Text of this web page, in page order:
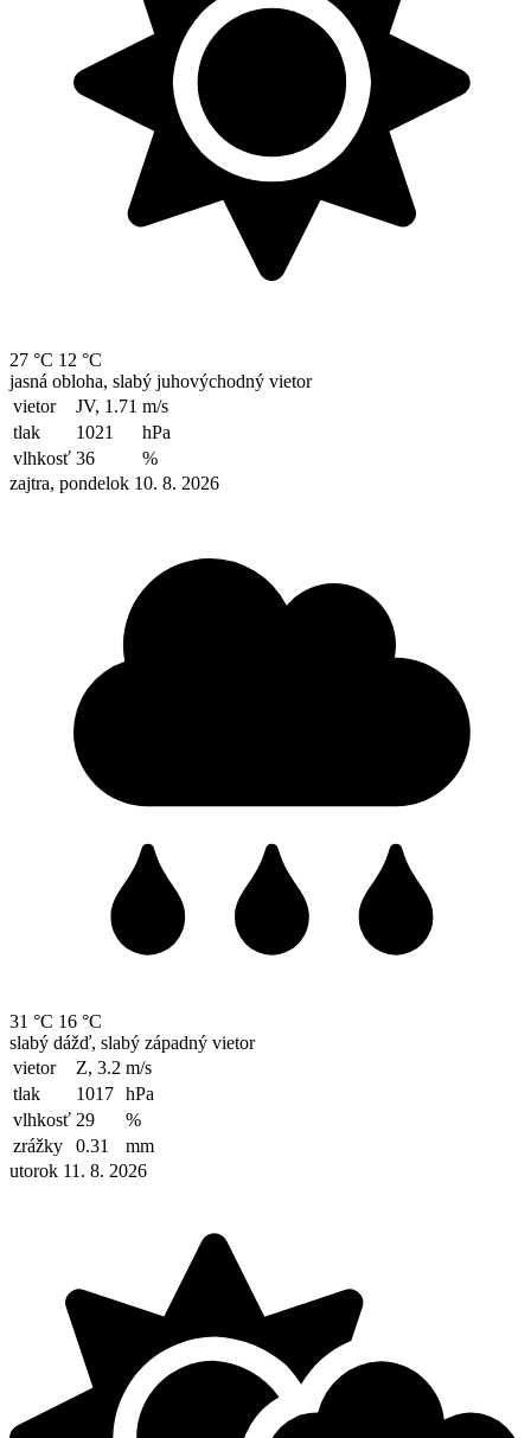
27 °C 12 °C
jasná obloha, slabý juhovýchodný vietor
vietor
JV, 1.71 m/s
tlak
1021
hPa
vlhkosť 36
%
zajtra, pondelok 10. 8. 2026
31 °C 16 °C
slabý dážď, slabý západný vietor
vietor
Z, 3.2 m/s
tlak
1017 hPa
vlhkosť 29
%
zrážky
0.31
mm
utorok 11. 8. 2026